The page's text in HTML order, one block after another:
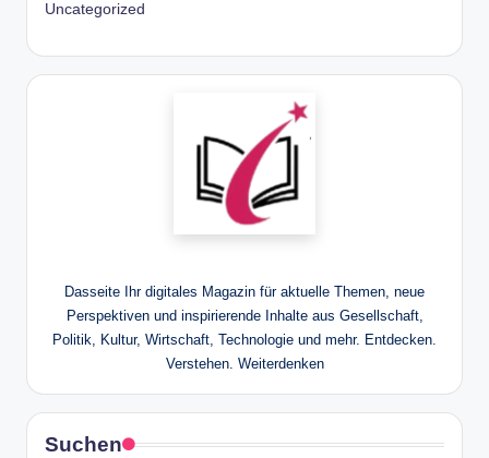
Uncategorized
Dasseite Ihr digitales Magazin für aktuelle Themen, neue
Perspektiven und inspirierende Inhalte aus Gesellschaft,
Politik, Kultur, Wirtschaft, Technologie und mehr. Entdecken.
Verstehen. Weiterdenken
Suchen